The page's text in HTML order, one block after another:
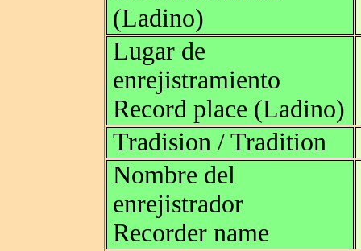
(Ladino)
Lugar de
enrejistramiento
Record place (Ladino)
Tradision / Tradition
Nombre del
enrejistrador
Recorder name